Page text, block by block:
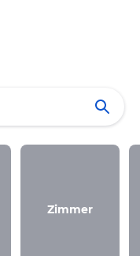
Zimmer